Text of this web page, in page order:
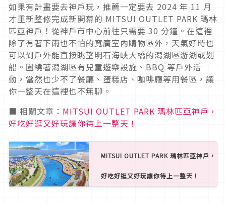
如果有計畫要去神戶玩，推薦一定要去 2024 年 11 月
才重新整修完成新開幕的 MITSUI OUTLET PARK 瑪林
匹亞神戶！從神戶市中心前往只需要 30 分鐘。在這裡
除了有著下雨也不怕的寬廣室內購物區外，天氣好時也
可以到戶外能直接眺望明石海峽大橋的潟湖區游湖或划
船。圍繞著潟湖區有兒童遊樂設施、BBQ 等戶外活
動，當然也少不了餐廳、蛋糕店、咖啡廳等用餐區，讓
你一整天在這裡也不無聊。
■ 相關文章： MITSUI OUTLET PARK 瑪林匹亞神戶，
好吃好逛又好玩讓你待上一整天！
MITSUI OUTLET PARK 瑪林匹亞神戶，
好吃好逛又好玩讓你待上一整天！